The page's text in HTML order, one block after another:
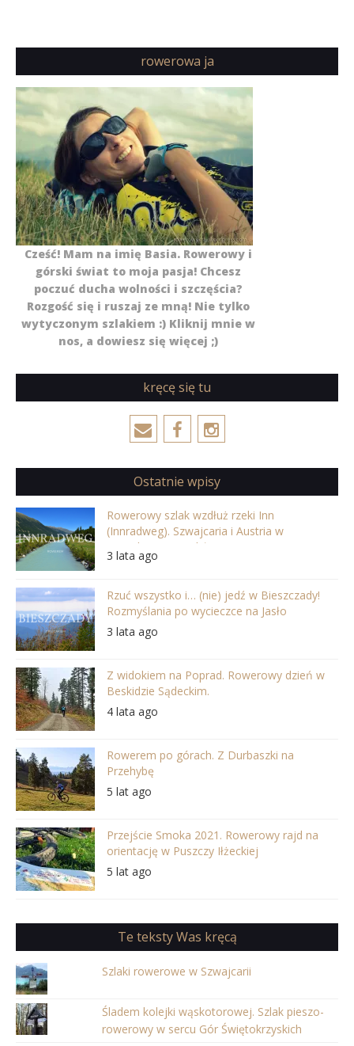
rowerowa ja
Cześć! Mam na imię Basia. Rowerowy i
górski świat to moja pasja! Chcesz
poczuć ducha wolności i szczęścia?
Rozgość się i ruszaj ze mną! Nie tylko
wytyczonym szlakiem :) Kliknij mnie w
nos, a dowiesz się więcej ;)
kręcę się tu
Ostatnie wpisy
Rowerowy szlak wzdłuż rzeki Inn
(Innradweg). Szwajcaria i Austria w
najpiękniejszej odsłonie
3 lata ago
Rzuć wszystko i… (nie) jedź w Bieszczady!
Rozmyślania po wycieczce na Jasło
3 lata ago
Z widokiem na Poprad. Rowerowy dzień w
Beskidzie Sądeckim.
4 lata ago
Rowerem po górach. Z Durbaszki na
Przehybę
5 lat ago
Przejście Smoka 2021. Rowerowy rajd na
orientację w Puszczy Iłżeckiej
5 lat ago
Te teksty Was kręcą
Szlaki rowerowe w Szwajcarii
Śladem kolejki wąskotorowej. Szlak pieszo-
rowerowy w sercu Gór Świętokrzyskich